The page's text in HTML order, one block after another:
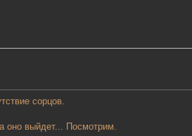
сорцов.
оно выйдет... Посмотрим.